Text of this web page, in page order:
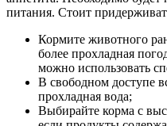
питания. Стоит
Кормите животного
более прохладная
можно использовать
В свободном доступе
прохладная вода;
Выбирайте корма с